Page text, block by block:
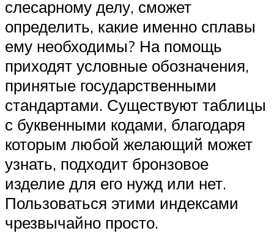
слесарному делу, сможет
определить, какие именно сплавы
ему необходимы? На помощь
приходят условные обозначения,
принятые государственными
стандартами. Существуют таблицы
с буквенными кодами, благодаря
которым любой желающий может
узнать, подходит бронзовое
изделие для его нужд или нет.
Пользоваться этими индексами
чрезвычайно просто.